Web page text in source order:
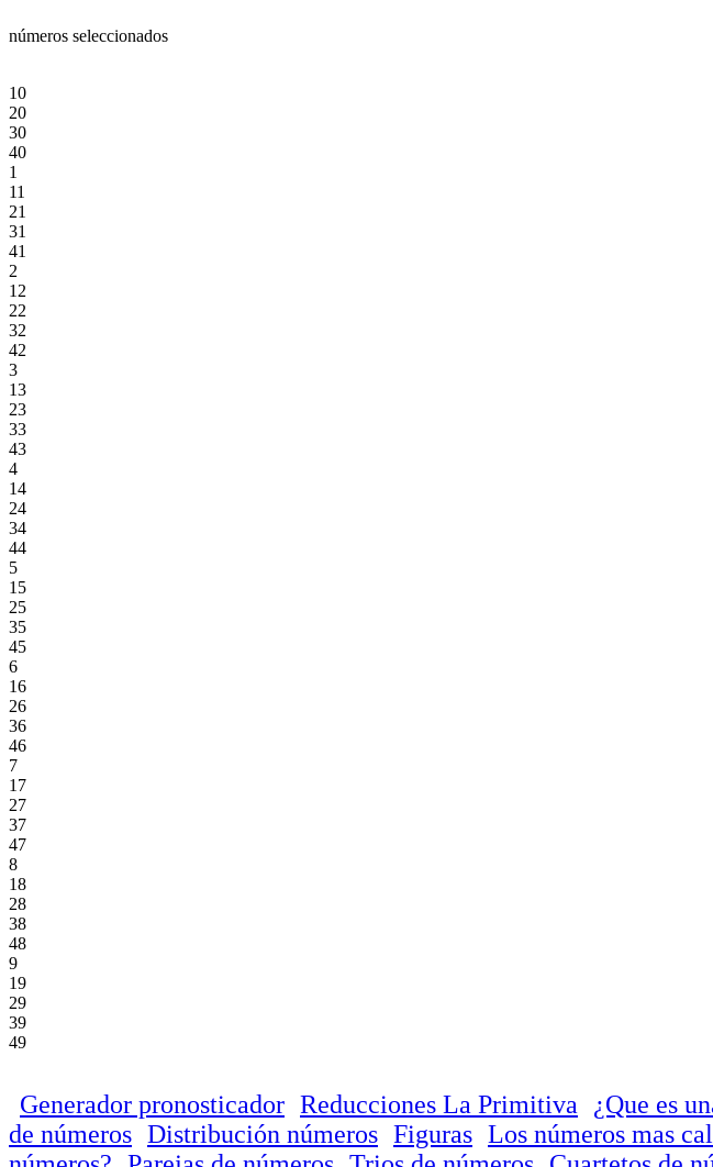
números seleccionados
10
20
30
40
1
11
21
31
41
2
12
22
32
42
3
13
23
33
43
4
14
24
34
44
5
15
25
35
45
6
16
26
36
46
7
17
27
37
47
8
18
28
38
48
9
19
29
39
49
Generador pronosticador Reducciones La Primitiva ¿Que es
de números Distribución números Figuras Los números mas